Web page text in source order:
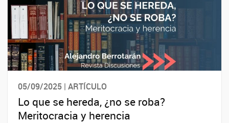
05/09/2025 | ARTÍCULO
Lo que se hereda, ¿no se roba?
Meritocracia y herencia